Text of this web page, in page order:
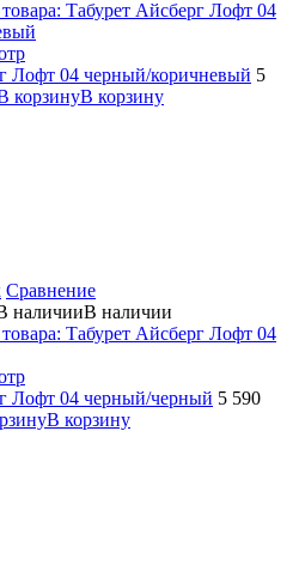
Лофт 04 черный/коричневый 5
В корзину
Сравнение
В наличии
Лофт 04 черный/черный 5 590
В корзину